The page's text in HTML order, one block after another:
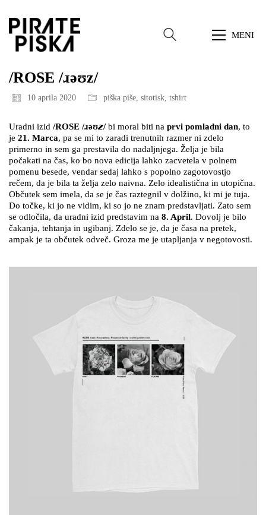
MENI
/ROSE /ɹəʊz/
10 aprila 2020 piška piše, sitotisk, tshirt
Uradni izid /ROSE /ɹəʊ𝙯/bi moral biti na prvi pomladni dan, to
je 21. Marca, pa se mi to zaradi trenutnih razmer ni zdelo
primerno in sem ga prestavila do nadaljnjega. Želja je bila
počakati na čas, ko bo nova edicija lahko zacvetela v polnem
pomenu besede, vendar sedaj lahko s popolno zagotovostjo
rečem, da je bila ta želja zelo naivna. Zelo idealistična in utopična.
Občutek sem imela, da se je čas raztegnil v dolžino, ki mi je tuja.
Do točke, ki jo ne vidim, ki so jo ne znam predstavljati. Zato sem
se odločila, da uradni izid predstavim na 8. April. Dovolj je bilo
čakanja, tehtanja in ugibanj. Zdelo se je, da je časa na pretek,
ampak je ta občutek odveč. Groza me je utapljanja v negotovosti.